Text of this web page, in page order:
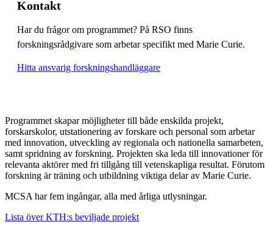
Kontakt
Har du frågor om programmet? På RSO finns
forskningsrådgivare som arbetar specifikt med Marie Curie.
Hitta ansvarig forskningshandläggare
Programmet skapar möjligheter till både enskilda projekt,
forskarskolor, utstationering av forskare och personal som arbetar
med innovation, utveckling av regionala och nationella samarbeten,
samt spridning av forskning. Projekten ska leda till innovationer för
relevanta aktörer med fri tillgång till vetenskapliga resultat. Förutom
forskning är träning och utbildning viktiga delar av Marie Curie.
MCSA har fem ingångar, alla med årliga utlysningar.
Lista över KTH:s beviljade projekt